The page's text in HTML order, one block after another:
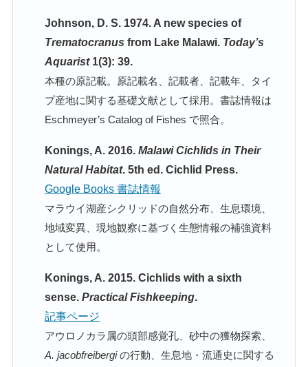
Johnson, D. S. 1974. A new species of
Trematocranus from Lake Malawi. Today’s
Aquarist1(3): 39.
本種の原記載。原記載名、記載者、記載年、タイ
プ産地に関する基礎文献として採用。書誌情報は
Eschmeyer’s Catalog of Fishes で照合。
Konings, A. 2016. Malawi Cichlids in Their
Natural Habitat. 5th ed. Cichlid Press.
Google Books 書誌情報
マラウイ湖産シクリッドの自然分布、生息環境、
地域変異、現地観察に基づく生態情報の補強資料
として使用。
Konings, A. 2015. Cichlids with a sixth
sense. Practical Fishkeeping.
記事ページ
アウロノカラ属の頭部感覚孔、砂中の獲物探索、
A. jacobfreibergiの行動、生息地・流通史に関する